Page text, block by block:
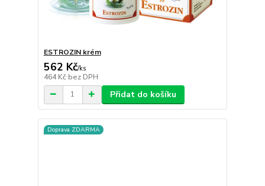
ESTROZIN krém
562 Kč/ks
464 Kč bez DPH
Přidat do košíku
Doprava ZDARMA